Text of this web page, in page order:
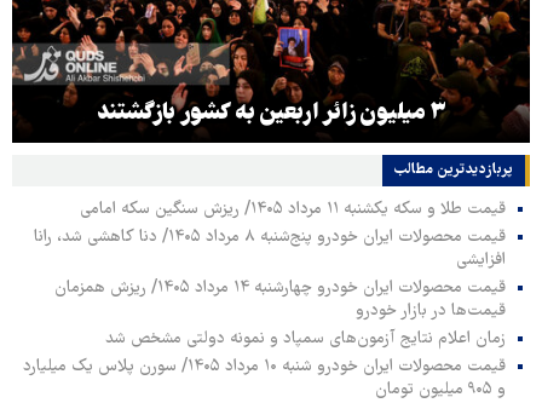
۳ میلیون زائر اربعین به کشور بازگشتند
پربازدیدترین‌ مطالب
قیمت طلا و سکه یکشنبه ۱۱ مرداد ۱۴۰۵/ ریزش سنگین سکه امامی
قیمت محصولات ایران خودرو پنج‌شنبه ۸ مرداد ۱۴۰۵/ دنا کاهشی شد، رانا
افزایشی
قیمت محصولات ایران خودرو چهارشنبه ۱۴ مرداد ۱۴۰۵/ ریزش همزمان
قیمت‌ها در بازار خودرو
زمان اعلام نتایج آزمون‌های سمپاد و نمونه دولتی مشخص شد
قیمت محصولات ایران خودرو شنبه ۱۰ مرداد ۱۴۰۵/ سورن پلاس یک میلیارد
و ۹۰۵ میلیون تومان